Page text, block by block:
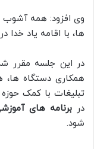
وی افزود: همه آشوب
ها، با اقامه یاد خدا
در این جلسه مقرر
همکاری دستگاه
تبلیغات با کمک
در برنامه های
شود.